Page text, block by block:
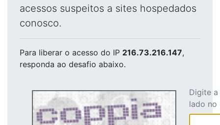
acessos suspeitos a sites hospedados
conosco.
Para liberar o acesso do IP 216.73.216.147,
responda ao desafio abaixo.
Digite
lado no